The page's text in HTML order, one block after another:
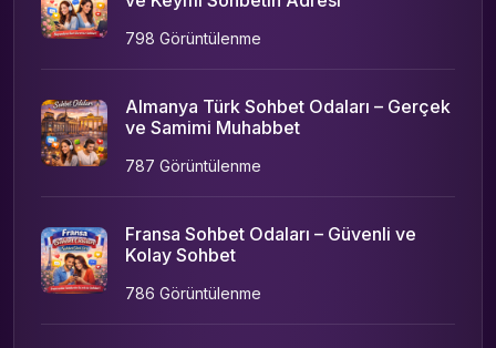
798 Görüntülenme
Almanya Türk Sohbet Odaları – Gerçek
ve Samimi Muhabbet
787 Görüntülenme
Fransa Sohbet Odaları – Güvenli ve
Kolay Sohbet
786 Görüntülenme